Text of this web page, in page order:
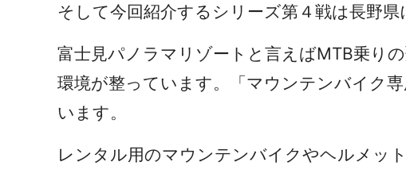
そして今回紹介するシリーズ第４戦は長野
富士見パノラマリゾートと言えばMTB乗り
環境が整っています。「マウンテンバイク
います。
レンタル用のマウンテンバイクやヘルメッ